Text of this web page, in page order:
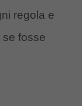
regola e
se fosse